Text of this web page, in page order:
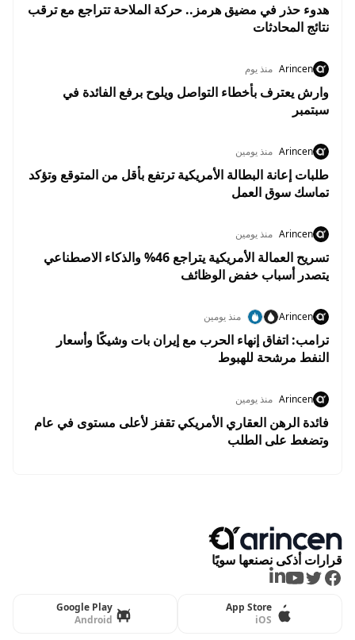
هدوء حذر في مضيق هرمز.. حركة الملاحة تتراجع مع ترقب
نتائج المحادثات
Arincen منذ يوم
وارش يعترف بأخطاء التواصل ويلوح برفع الفائدة في
سبتمبر
Arincen منذ يومين
طلبات إعانة البطالة الأمريكية ترتفع بأقل من المتوقع وتؤكد
تماسك سوق العمل
Arincen منذ يومين
تسريح العمالة الأمريكية يتراجع 46% والذكاء الاصطناعي
يتصدر أسباب خفض الوظائف
Arincen منذ يومين
ترامب: اتفاق إنهاء الحرب مع إيران بات وشيكًا وأسعار
النفط مرشحة للهبوط
Arincen منذ يومين
فائدة الرهن العقاري الأمريكي تقفز لأعلى مستوى في عام
وتضغط على الطلب
قرارات أذكى نصنعها سويًا
Facebook
Twitter
Youtube
LinkedIn
App Store
iOS
Google Play
Android